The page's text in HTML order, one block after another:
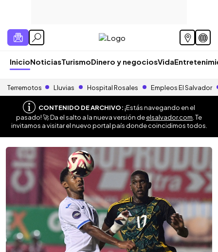
InicioNoticiasTurismoDinero y negociosVida
Terremotos Lluvias Hospital Rosales Empleos El Salvador
CONTENIDO DE ARCHIVO:¡Estás navegando en el
pasado! 🚀 Da el salto a la nueva versión deelsalvador.com . Te
invitamos a visitar el nuevo portal país donde coincidimos todos.